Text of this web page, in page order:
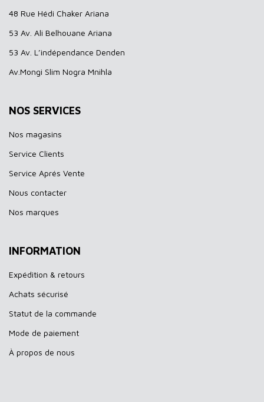
48 Rue Hédi Chaker Ariana
53 Av. Ali Belhouane Ariana
53 Av. L’indépendance Denden
Av.Mongi Slim Nogra Mnihla
NOS SERVICES
Nos magasins
Service Clients
Service Aprés Vente
Nous contacter
Nos marques
INFORMATION
Expédition & retours
Achats sécurisé
Statut de la commande
Mode de paiement
À propos de nous